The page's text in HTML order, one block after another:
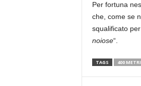
Per fortuna
che, come se
squalificato
noiose“.
TAGS 400 METRI